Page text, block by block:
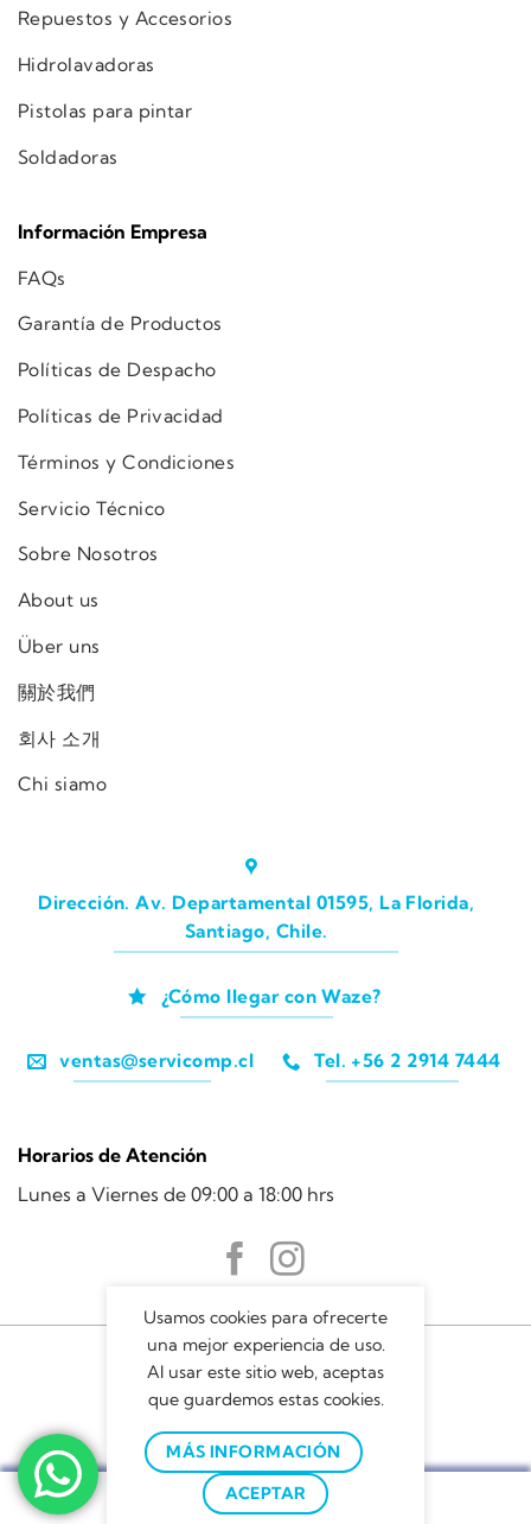
FILTRAR
Repuestos y Accesorios
Hidrolavadoras
Pistolas para pintar
Soldadoras
Información Empresa
FAQs
Garantía de Productos
Políticas de Despacho
Políticas de Privacidad
Términos y Condiciones
Servicio Técnico
Sobre Nosotros
About us
Über uns
關於我們
회사 소개
Chi siamo
Dirección. Av. Departamental 01595, La Florida,
Santiago, Chile.
¿Cómo llegar con Waze?
ventas@servicomp.cl Tel. +56 2 2914 7444
Horarios de Atención
Lunes a Viernes de 09:00 a 18:00 hrs
Servicomp © 2022
Usamos cookies para ofrecerte
una mejor experiencia de uso.
Al usar este sitio web, aceptas
que guardemos estas cookies.
MÁS INFORMACIÓN
ACEPTAR